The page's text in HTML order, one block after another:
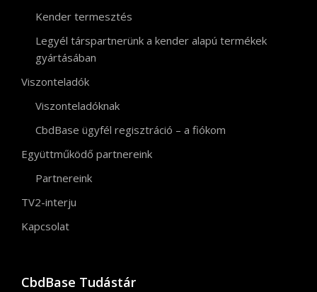
Kender termesztés
Legyél társpartnerünk a kender alapú termékek
gyártásában
Viszonteladók
Viszonteladóknak
CbdBase ügyfél regisztráció – a fiókom
Együttműködő partnereink
Partnereink
TV2-interju
Kapcsolat
CbdBase Tudástár